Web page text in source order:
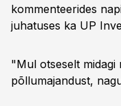
kommenteerides
juhatuses ka UP
"Mul otseselt midagi
põllumajandust,